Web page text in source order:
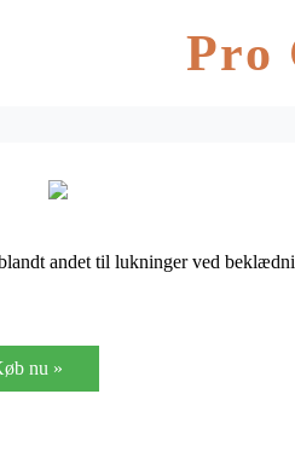
Pro
andet til lukninger ved
nu »